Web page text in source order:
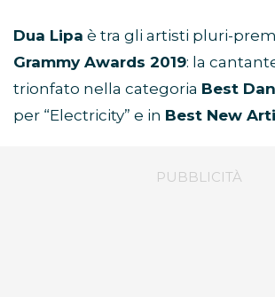
Dua Lipa è tra gli artisti pluri-
Grammy Awards 2019: la
trionfato nella categoria Best
per “Electricity” e in Best New